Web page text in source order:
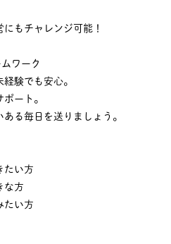
もチャレンジ可能！
ワーク
験でも安心。
ート。
る毎日を送りましょう。
たい方
な方
たい方